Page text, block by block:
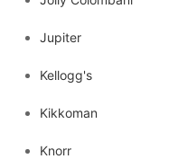
Jupiter
Kellogg's
Kikkoman
Knorr